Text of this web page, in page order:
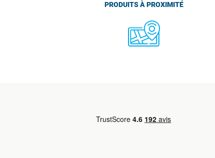
PRODUITS À PROXIMITÉ